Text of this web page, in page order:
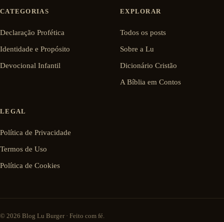
CATEGORIAS
Declaração Profética
Identidade e Propósito
Devocional Infantil
EXPLORAR
Todos os posts
Sobre a Lu
Dicionário Cristão
A Bíblia em Contos
LEGAL
Política de Privacidade
Termos de Uso
Política de Cookies
© 2026 Blog Lu Burger · Feito com fé.